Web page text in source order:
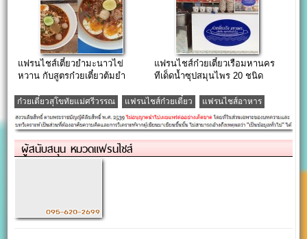
แฟรนไชส์เตี๋ยวยำมะนาวไข่
หวาน กับสูตรก๋วยเตี๋ยวต้มยำ
แฟรนไชส์ก๋วยเตี๋ยวเรือมหานคร
ทีเด็ดน้ำซุปสมุนไพร 20 ชนิด
ก๋วยเตี๋ยวสุโขทัยแม่ศรีวรรณ แฟรนไชส์ก๋วยเตี๋ยว แฟรนไชส์อาหาร
ผู้สนับสนุน หมวดแฟรนไชส์